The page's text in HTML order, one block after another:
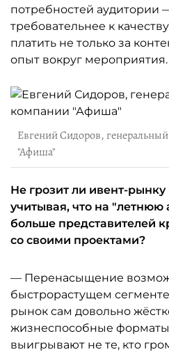
потребностей аудитории
требовательнее к
платить не только за
опыт вокруг мероприятия.
Евгений Сидоров,
"Афиша"
Не грозит ли ивент-
учитывая, что на "летнюю
больше представителей
со своими проектами?
— Перенасыщение
быстрорастущем
рынок сам довольно
жизнеспособные
выигрывают не те, кто